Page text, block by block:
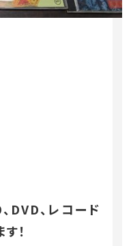
DVD、レコード
！